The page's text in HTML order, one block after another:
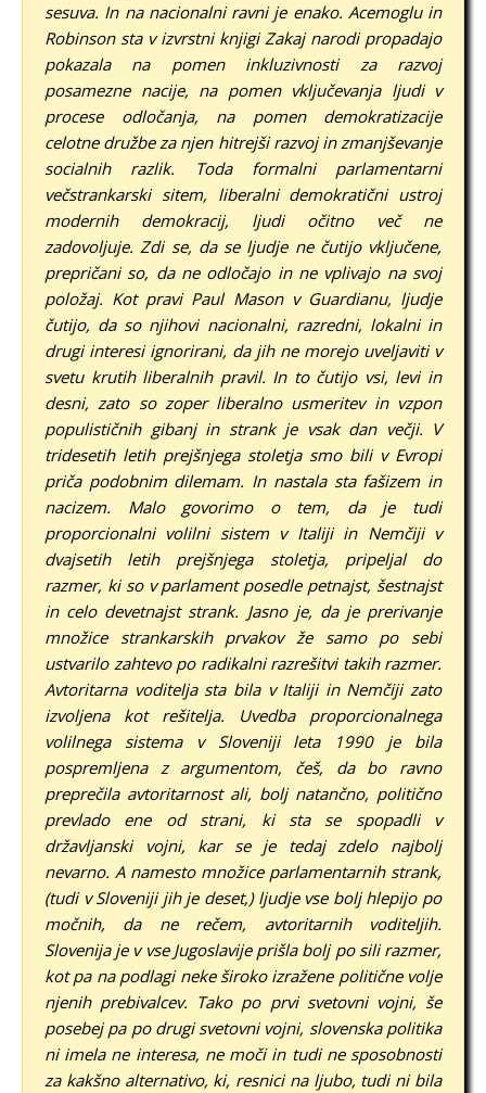
sesuva. In na nacionalni ravni je enako. Acemoglu in
Robinson sta v izvrstni knjigi Zakaj narodi propadajo
pokazala na pomen inkluzivnosti za razvoj
posamezne nacije, na pomen vključevanja ljudi v
procese odločanja, na pomen demokratizacije
celotne družbe za njen hitrejši razvoj in zmanjševanje
socialnih razlik. Toda formalni parlamentarni
večstrankarski sitem, liberalni demokratični ustroj
modernih demokracij, ljudi očitno več ne
zadovoljuje. Zdi se, da se ljudje ne čutijo vključene,
prepričani so, da ne odločajo in ne vplivajo na svoj
položaj. Kot pravi Paul Mason v Guardianu, ljudje
čutijo, da so njihovi nacionalni, razredni, lokalni in
drugi interesi ignorirani, da jih ne morejo uveljaviti v
svetu krutih liberalnih pravil. In to čutijo vsi, levi in
desni, zato so zoper liberalno usmeritev in vzpon
populističnih gibanj in strank je vsak dan večji. V
tridesetih letih prejšnjega stoletja smo bili v Evropi
priča podobnim dilemam. In nastala sta fašizem in
nacizem. Malo govorimo o tem, da je tudi
proporcionalni volilni sistem v Italiji in Nemčiji v
dvajsetih letih prejšnjega stoletja, pripeljal do
razmer, ki so v parlament posedle petnajst, šestnajst
in celo devetnajst strank. Jasno je, da je prerivanje
množice strankarskih prvakov že samo po sebi
ustvarilo zahtevo po radikalni razrešitvi takih razmer.
Avtoritarna voditelja sta bila v Italiji in Nemčiji zato
izvoljena kot rešitelja. Uvedba proporcionalnega
volilnega sistema v Sloveniji leta 1990 je bila
pospremljena z argumentom, češ, da bo ravno
preprečila avtoritarnost ali, bolj natančno, politično
prevlado ene od strani, ki sta se spopadli v
državljanski vojni, kar se je tedaj zdelo najbolj
nevarno. A namesto množice parlamentarnih strank,
(tudi v Sloveniji jih je deset,) ljudje vse bolj hlepijo po
močnih, da ne rečem, avtoritarnih voditeljih.
Slovenija je v vse Jugoslavije prišla bolj po sili razmer,
kot pa na podlagi neke široko izražene politične volje
njenih prebivalcev. Tako po prvi svetovni vojni, še
posebej pa po drugi svetovni vojni, slovenska politika
ni imela ne interesa, ne moči in tudi ne sposobnosti
za kakšno alternativo, ki, resnici na ljubo, tudi ni bila